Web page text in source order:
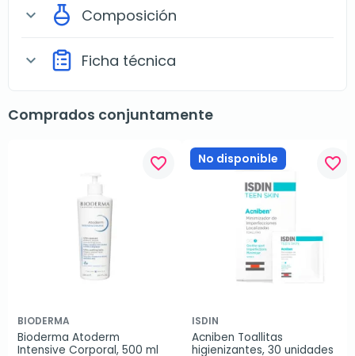
expand_more Composición
expand_more Ficha técnica
Comprados conjuntamente
favorite_border
BIODERMA
Bioderma Atoderm
Intensive Corporal, 500 ml
No disponible favorite_border
ISDIN
Acniben Toallitas
higienizantes, 30 unidades